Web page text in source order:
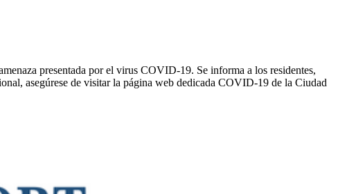
presentada por el virus COVID-19. Se informa a los residentes,
asegúrese de visitar la página web dedicada COVID-19 de la Ciudad